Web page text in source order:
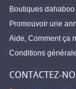
Boutiques dahaboo
Promouvoir une
Aide, Comment ça
Conditions
CONTACTEZ-